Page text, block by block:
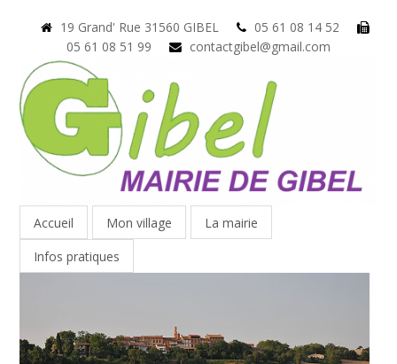
19 Grand' Rue 31560 GIBEL
05 61 08 14 52
05 61 08 51 99
contactgibel@gmail.com
Accueil Mon village
La mairie
Infos pratiques